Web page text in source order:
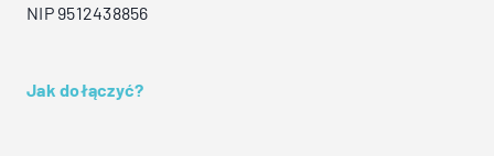
NIP 9512438856
Jak dołączyć?